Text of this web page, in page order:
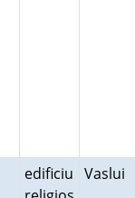
edificiu Vaslui